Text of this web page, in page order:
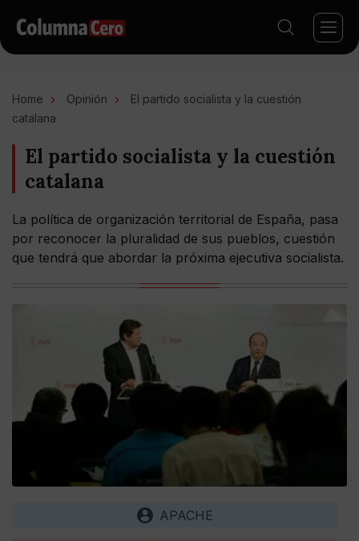
Home Opinión
El partido socialista y la cuestión
catalana
El partido socialista y la cuestión
catalana
La política de organización territorial de España, pasa
por reconocer la pluralidad de sus pueblos, cuestión
que tendrá que abordar la próxima ejecutiva socialista.
APACHE